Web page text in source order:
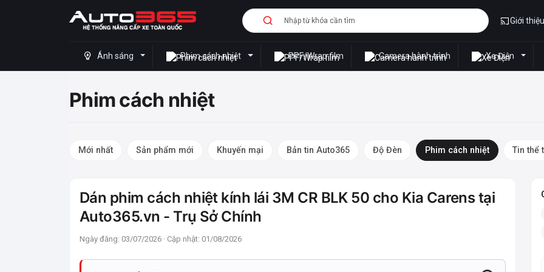
Giới thiệu
Ánh sáng Phim cách nhiệt PPF/Wrap film Camera hành trình Xe Điện
Phim cách nhiệt
Mới nhất Sản phẩm mới Khuyến mại Bản tin Auto365 Độ Đèn Phim cách nhiệt Tin thể
Dán phim cách nhiệt kính lái 3M CR BLK 50 cho Kia Carens tại
Auto365.vn - Trụ Sở Chính
Ngày đăng: 03/07/2026 · Cập nhật: 01/08/2026